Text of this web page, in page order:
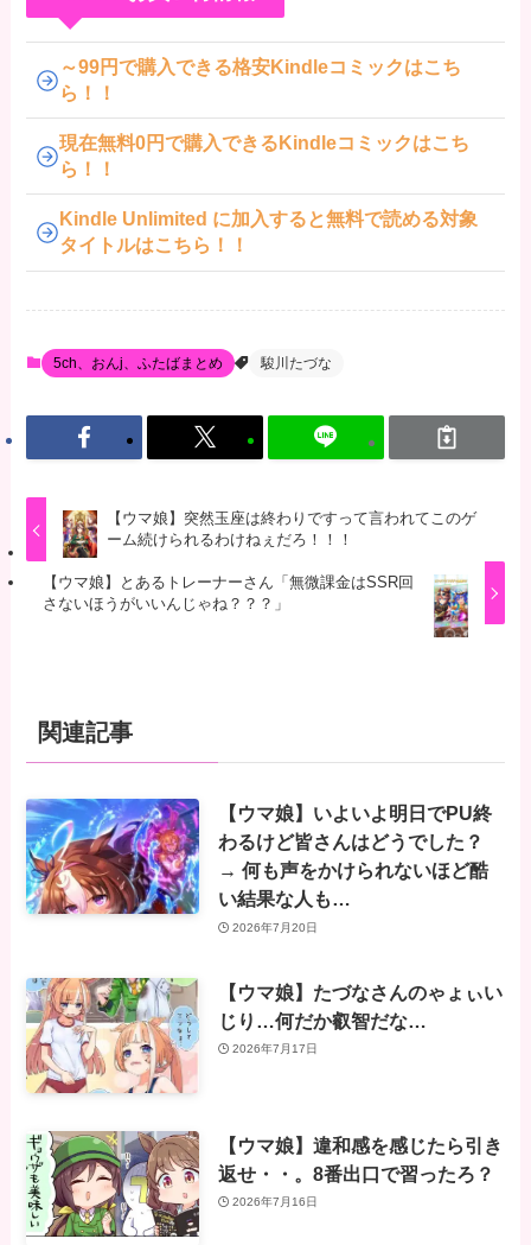
～99円で購入できる格安Kindleコミックはこち
ら！！
現在無料0円で購入できるKindleコミックはこち
ら！！
Kindle Unlimited に加入すると無料で読める対象
タイトルはこちら！！
5ch、おんj、ふたばまとめ 駿川たづな
【ウマ娘】突然玉座は終わりですって言われてこのゲ
ーム続けられるわけねぇだろ！！！
【ウマ娘】とあるトレーナーさん「無微課金はSSR回
さないほうがいいんじゃね？？？」
関連記事
【ウマ娘】いよいよ明日でPU終
わるけど皆さんはどうでした？
→ 何も声をかけられないほど酷
い結果な人も…
2026年7月20日
【ウマ娘】たづなさんのゃょぃい
じり…何だか叡智だな…
2026年7月17日
【ウマ娘】違和感を感じたら引き
返せ・・。8番出口で習ったろ？
2026年7月16日